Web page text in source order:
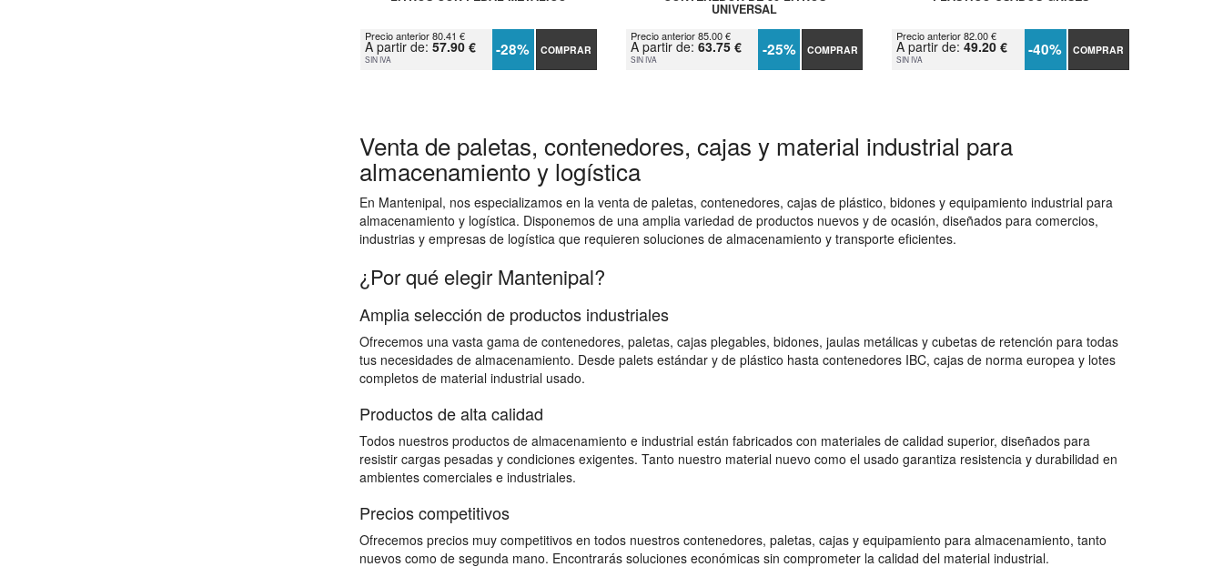
Precio anterior 80.41 €
A partir de: 57.90 €
SIN IVA -28% COMPRAR
UNIVERSAL
Precio anterior 85.00 €
A partir de: 63.75 €
SIN IVA -25% COMPRAR
Precio anterior 82.00 €
A partir de:49.20 €
SIN IVA -40% COMPRAR
Venta de paletas, contenedores, cajas y material industrial para
almacenamiento y logística
En Mantenipal, nos especializamos en la venta de paletas, contenedores, cajas de plástico, bidones y equipamiento industrial para
almacenamiento y logística. Disponemos de una amplia variedad de productos nuevos y de ocasión, diseñados para comercios,
industrias y empresas de logística que requieren soluciones de almacenamiento y transporte eficientes.
¿Por qué elegir Mantenipal?
Amplia selección de productos industriales
Ofrecemos una vasta gama de contenedores, paletas, cajas plegables, bidones, jaulas metálicas y cubetas de retención para todas
tus necesidades de almacenamiento. Desde palets estándar y de plástico hasta contenedores IBC, cajas de norma europea y lotes
completos de material industrial usado.
Productos de alta calidad
Todos nuestros productos de almacenamiento e industrial están fabricados con materiales de calidad superior, diseñados para
resistir cargas pesadas y condiciones exigentes. Tanto nuestro material nuevo como el usado garantiza resistencia y durabilidad en
ambientes comerciales e industriales.
Precios competitivos
Ofrecemos precios muy competitivos en todos nuestros contenedores, paletas, cajas y equipamiento para almacenamiento, tanto
nuevos como de segunda mano. Encontrarás soluciones económicas sin comprometer la calidad del material industrial.